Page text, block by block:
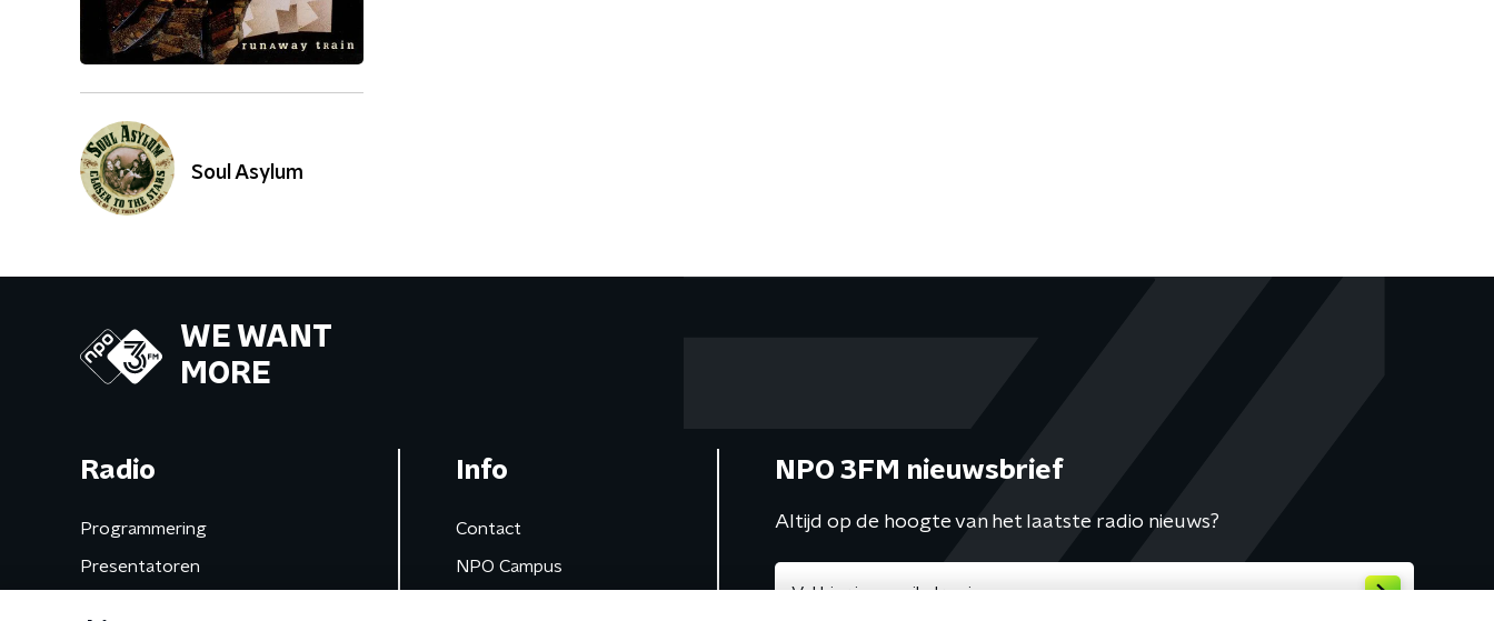
Soul Asylum
WE WANT
MORE
Radio
Programmering
Presentatoren
Info
Contact
NPO Campus
NPO 3FM nieuwsbrief
Altijd op de hoogte van het laatste radio nieuws?